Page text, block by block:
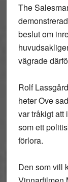
The
beslut om
vägrade
Rolf
heter Ove
var tråkigt att
som ett
förlora.
Den som vill